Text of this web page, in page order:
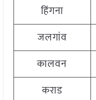
हिंगना
जलगांव
कालवन
कराड